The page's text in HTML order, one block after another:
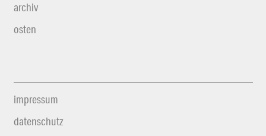
archiv
osten
impressum
datenschutz